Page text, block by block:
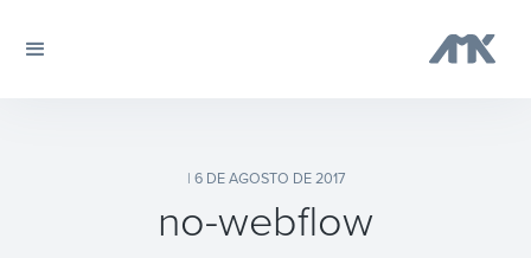
| 6 DE AGOSTO DE 2017
no-webflow